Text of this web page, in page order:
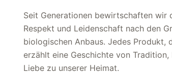
Seit Generationen bewirtschaften wir
Respekt und Leidenschaft nach den
biologischen Anbaus. Jedes Produkt,
erzählt eine Geschichte von Tradition,
Liebe zu unserer Heimat.